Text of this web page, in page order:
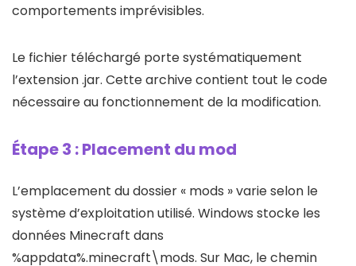
comportements imprévisibles.
Le fichier téléchargé porte systématiquement
l’extension .jar. Cette archive contient tout le code
nécessaire au fonctionnement de la modification.
Étape 3 : Placement du mod
L’emplacement du dossier « mods » varie selon le
système d’exploitation utilisé. Windows stocke les
données Minecraft dans
%appdata%.minecraft\mods. Sur Mac, le chemin